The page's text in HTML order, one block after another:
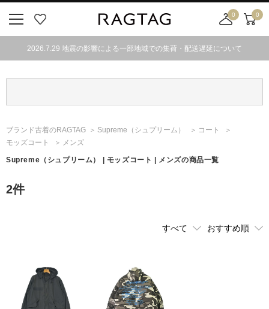
気
0
舗
カ
ト
0
2026.7.29 地震の影響による一部地域での集荷・配送遅延について
ブランド古着のRAGTAG Supreme （シュプリーム）
コート
モッズコート
メンズ
Supreme （シュプリーム） | モッズコート | メンズの商品一覧
2件